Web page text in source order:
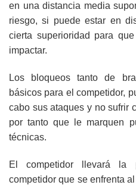
en una distancia media
riesgo, si puede estar en
cierta superioridad para
impactar.
Los bloqueos tanto de
básicos para el competidor,
cabo sus ataques y no sufrir
por tanto que le marquen
técnicas.
El competidor llevará la
competidor que se enfrenta